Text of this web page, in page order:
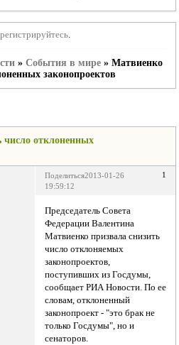
.
» События в мире » Матвиенко
законопроектов
отклоненных
Поделиться 1
2013-01-26
19:59:12
Председатель Совета
Федерации Валентина
Матвиенко призвала снизить
число отклоняемых
законопроектов,
поступивших из Госдумы,
сообщает РИА Новости. По ее
словам, отклоненный
законопроект - "это брак не
только Госдумы", но и
сенаторов.